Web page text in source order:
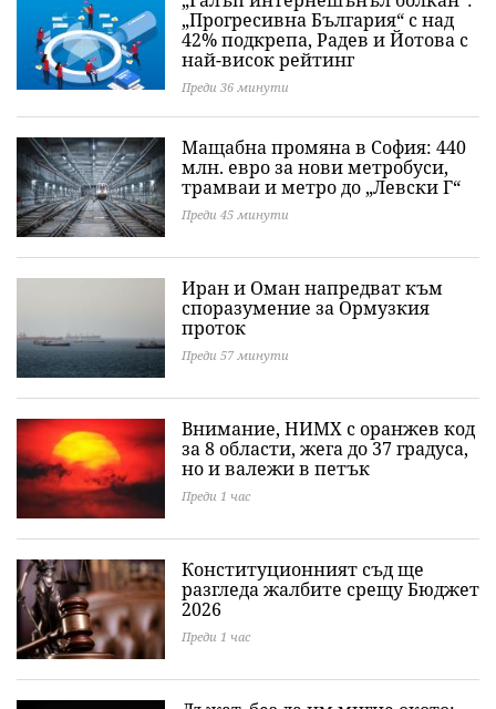
„Прогресивна България“ с над
42% подкрепа, Радев и Йотова с
най-висок рейтинг
Преди 36 минути
Мащабна промяна в София: 440
млн. евро за нови метробуси,
трамваи и метро до „Левски Г“
Преди 45 минути
Иран и Оман напредват към
споразумение за Ормузкия
проток
Преди 57 минути
Внимание, НИМХ с оранжев код
за 8 области, жега до 37 градуса,
но и валежи в петък
Преди 1 час
Конституционният съд ще
разгледа жалбите срещу Бюджет
2026
Преди 1 час